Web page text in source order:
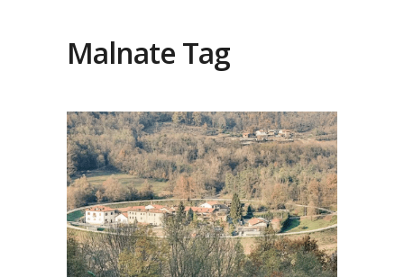
Malnate Tag